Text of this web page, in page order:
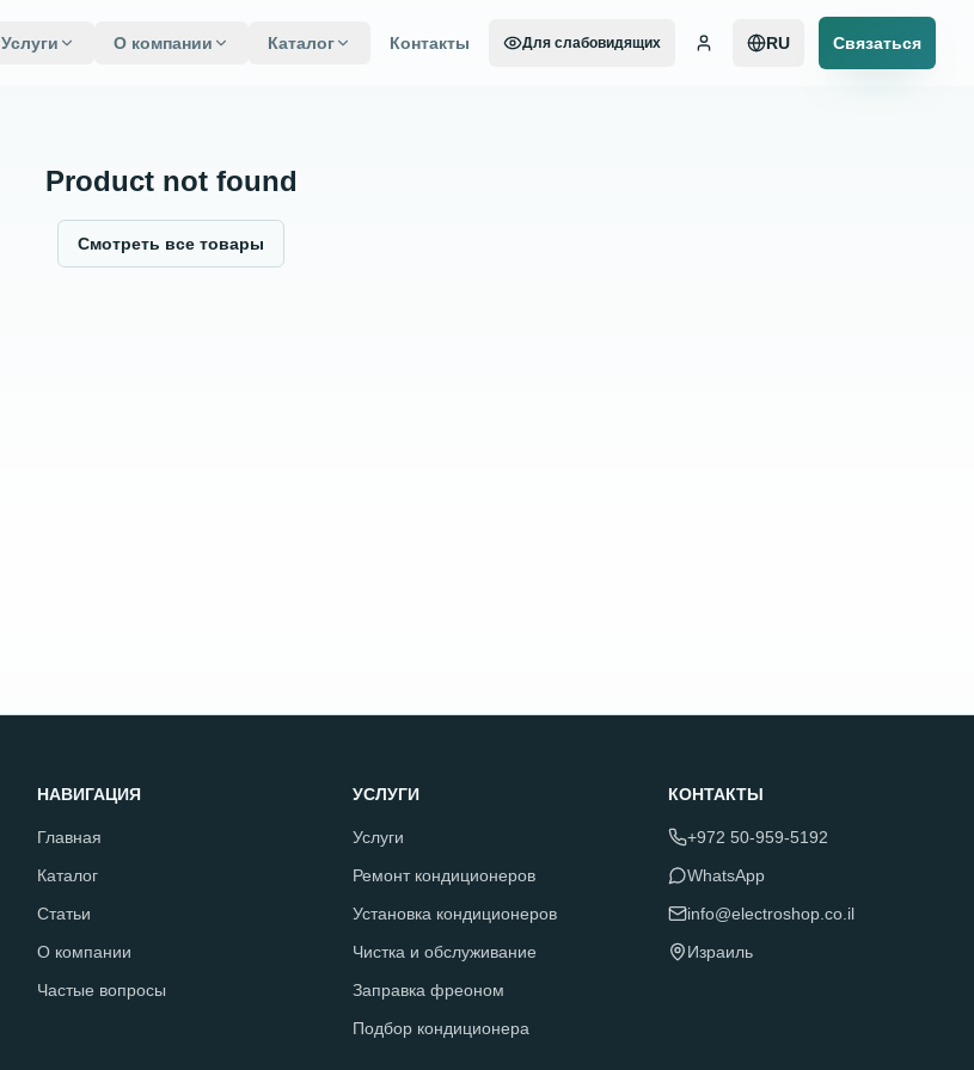
Услуги О компании Каталог Контакты Для слабовидящих RU Связаться
Product not found
Смотреть все товары
НАВИГАЦИЯ
Главная
Каталог
Статьи
О компании
Частые вопросы
УСЛУГИ
Услуги
Ремонт кондиционеров
Установка кондиционеров
Чистка и обслуживание
Заправка фреоном
Подбор кондиционера
КОНТАКТЫ
+972 50-959-5192
WhatsApp
info@electroshop.co.il
Израиль